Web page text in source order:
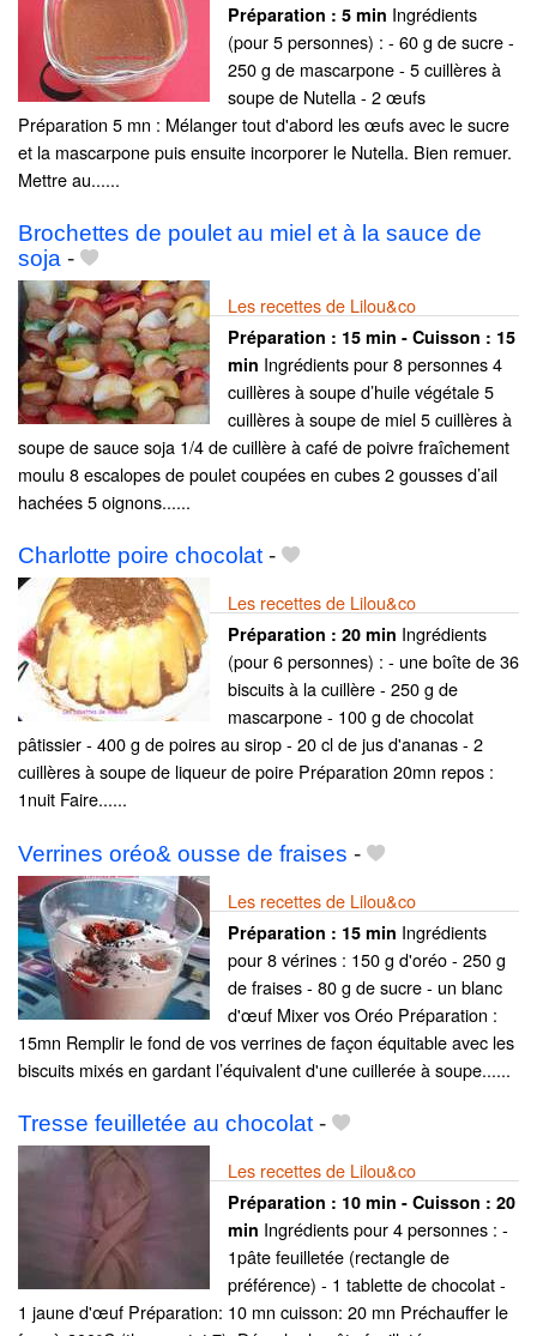
Préparation : 5 min Ingrédients
(pour 5 personnes) : - 60 g de sucre -
250 g de mascarpone - 5 cuillères à
soupe de Nutella - 2 œufs
Préparation 5 mn : Mélanger tout d'abord les œufs avec le sucre
et la mascarpone puis ensuite incorporer le Nutella. Bien remuer.
Mettre au......
Brochettes de poulet au miel et à la sauce de
soja -
Les recettes de Lilou&co
Préparation : 15 min - Cuisson : 15
min Ingrédients pour 8 personnes 4
cuillères à soupe d’huile végétale 5
cuillères à soupe de miel 5 cuillères à
soupe de sauce soja 1/4 de cuillère à café de poivre fraîchement
moulu 8 escalopes de poulet coupées en cubes 2 gousses d’ail
hachées 5 oignons......
Charlotte poire chocolat-
Les recettes de Lilou&co
Préparation : 20 min Ingrédients
(pour 6 personnes) : - une boîte de 36
biscuits à la cuillère - 250 g de
mascarpone - 100 g de chocolat
pâtissier - 400 g de poires au sirop - 20 cl de jus d'ananas - 2
cuillères à soupe de liqueur de poire Préparation 20mn repos :
1nuit Faire......
Verrines oréo& ousse de fraises -
Les recettes de Lilou&co
Préparation : 15 min Ingrédients
pour 8 vérines : 150 g d'oréo - 250 g
de fraises - 80 g de sucre - un blanc
d'œuf Mixer vos Oréo Préparation :
15mn Remplir le fond de vos verrines de façon équitable avec les
biscuits mixés en gardant l’équivalent d'une cuillerée à soupe......
Tresse feuilletée au chocolat -
Les recettes de Lilou&co
Préparation : 10 min - Cuisson : 20
min Ingrédients pour 4 personnes : -
1pâte feuilletée (rectangle de
préférence) - 1 tablette de chocolat -
1 jaune d'œuf Préparation: 10 mn cuisson: 20 mn Préchauffer le